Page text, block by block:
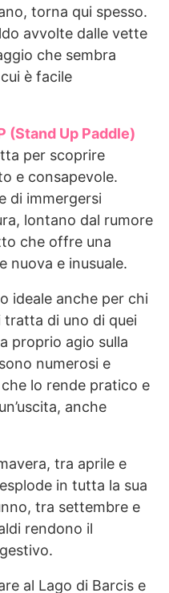
torna qui spesso.
avvolte dalle vette
che sembra
è facile
(Stand Up Paddle)
per scoprire
e consapevole.
di immergersi
lontano dal rumore
che offre una
nuova e inusuale.
ideale anche per chi
tratta di uno di quei
proprio agio sulla
numerosi e
lo rende pratico e
anche
tra aprile e
in tutta la sua
tra settembre e
rendono il
al Lago di Barcis e